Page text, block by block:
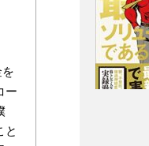
ー
と